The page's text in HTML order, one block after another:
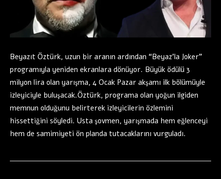
Beyazıt Öztürk, uzun bir aranın ardından “Beyaz’la Joker”
programıyla yeniden ekranlara dönüyor. Büyük ödülü 3
milyon lira olan yarışma, 4 Ocak Pazar akşamı ilk bölümüyle
izleyiciyle buluşacak.Öztürk, programa olan yoğun ilgiden
memnun olduğunu belirterek izleyicilerin özlemini
hissettiğini söyledi. Usta şovmen, yarışmada hem eğlenceyi
hem de samimiyeti ön planda tutacaklarını vurguladı.